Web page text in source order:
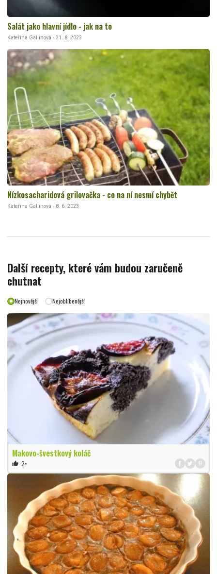
Salát jako hlavní jídlo - jak na to
Kateřina Gallinová · 21. 8. 2023
Nízkosacharidová grilovačka - co na ní nesmí chybět
Kateřina Gallinová · 8. 6. 2023
Další recepty, které vám budou zaručeně
chutnat
Nejnovější Nejoblíbenější
Makovo-švestkový koláč
thumb_up 2×